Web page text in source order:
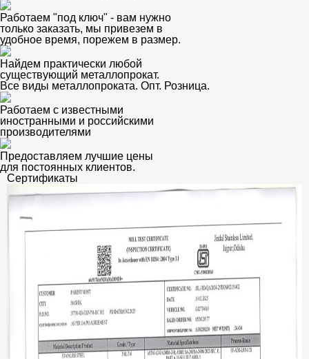
Работаем "под ключ" - вам нужно
только заказать, мы привезем в
удобное время, порежем в размер.
Найдем практически любой
существующий металлопрокат.
Все виды металлопроката. Опт. Розница.
Работаем с известными
иностранными и российскими
производителями
Предоставляем лучшие цены
для постоянных клиентов.
Сертификаты